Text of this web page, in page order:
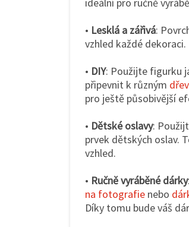
• Lesklá a zářivá:
vzhled každé dekoraci.
• DIY: Použijte figurku
připevnit k různým
pro ještě působivější
• Dětské oslavy:
prvek dětských oslav.
vzhled.
• Ručně vyráběné dárky
na fotografie nebo
Díky tomu bude váš